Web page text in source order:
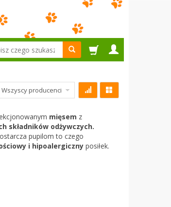
Wyszukaj
mięsem z
składników odżywczych.
pupilom to czego
i hipoalergiczny posiłek.